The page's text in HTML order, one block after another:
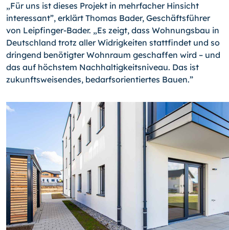
„Für uns ist dieses Projekt in mehrfacher Hinsicht
interessant”, erklärt Thomas Bader, Geschäftsführer
von Leipfinger-Bader. „Es zeigt, dass Wohnungsbau in
Deutschland trotz aller Widrigkeiten stattfindet und so
dringend benötigter Wohnraum geschaffen wird – und
das auf höchstem Nachhaltigkeitsniveau. Das ist
zukunftsweisendes, bedarfsorientiertes Bauen.”